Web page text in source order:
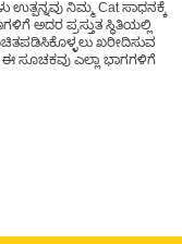
ನಿಮ್ಮ Cat ಸಾಧನಕ್ಕೆ
ಅದರ ಪ್ರಸ್ತುತ ಸ್ಥಿತಿಯಲ್ಲಿ
ಖರೀದಿಸುವ
ಸೂಚಕವು ಎಲ್ಲಾ ಭಾಗಗಳಿಗೆ